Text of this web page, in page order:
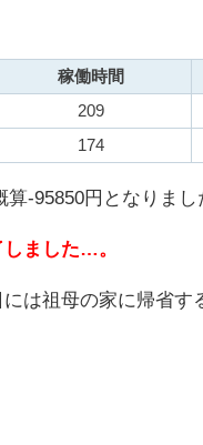
稼働時間
209
174
-95850円となりまし
ました…。
は祖母の家に帰省す